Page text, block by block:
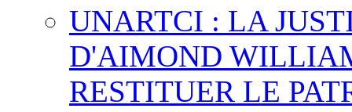
UNARTCI : LA
D'AIMOND
RESTITUER LE